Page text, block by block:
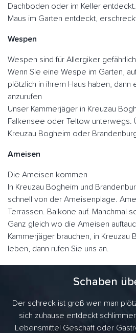
Dachboden oder im Keller
Maus im Garten entdeckt,
Wespen
Wespen sind für Allergiker gefährlich
Wenn Sie eine Wespe im Garten,
plötzlich in ihrem Haus haben, dann
anzurufen
Unser Kammerjäger in Kreuzau
Falkensee oder Teltow unterwegs.
Kreuzau Bogheim oder
Ameisen
Die Ameisen kommen
In Kreuzau Bogheim und
schnell von der Ameisenplage.
Terrassen. Balkone auf. Manchmal
Ganz gleich wo die Ameisen
Kammerjäger brauchen, in Kreuzau
leben, dann rufen Sie uns an.
Schaben
Der schreck ist groß wen man
sich zuhause entdeckt
Lebensmittel Geschäft oder